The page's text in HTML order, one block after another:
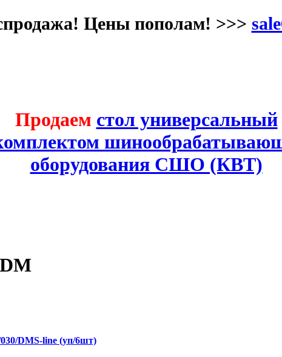
Цены пополам! >>>
Продаем стол универсальный
оборудования СШО (КВТ)
DMS-line (уп/6шт)